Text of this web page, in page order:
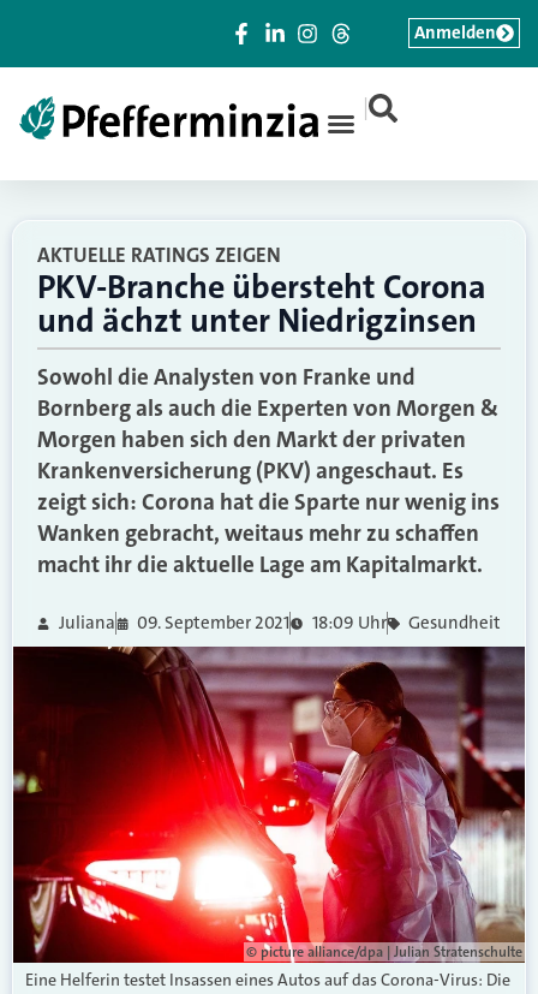
|
Anmelden
AKTUELLE RATINGS ZEIGEN
PKV-Branche übersteht Corona
und ächzt unter Niedrigzinsen
Sowohl die Analysten von Franke und
Bornberg als auch die Experten von Morgen &
Morgen haben sich den Markt der privaten
Krankenversicherung (PKV) angeschaut. Es
zeigt sich: Corona hat die Sparte nur wenig ins
Wanken gebracht, weitaus mehr zu schaffen
macht ihr die aktuelle Lage am Kapitalmarkt.
Juliana 09. September 2021 18:09 Uhr Gesundheit
© picture alliance/dpa | Julian Stratenschulte
Eine Helferin testet Insassen eines Autos auf das Corona-Virus: Die